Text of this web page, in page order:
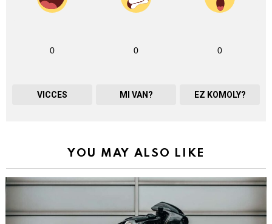
0
VICCES
0
MI VAN?
0
EZ KOMOLY?
YOU MAY ALSO LIKE